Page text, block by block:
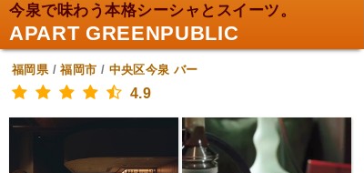
今泉で味わう本格シーシャとスイーツ。
APART GREENPUBLIC
福岡県/福岡市 / 中央区今泉 バー
4.9